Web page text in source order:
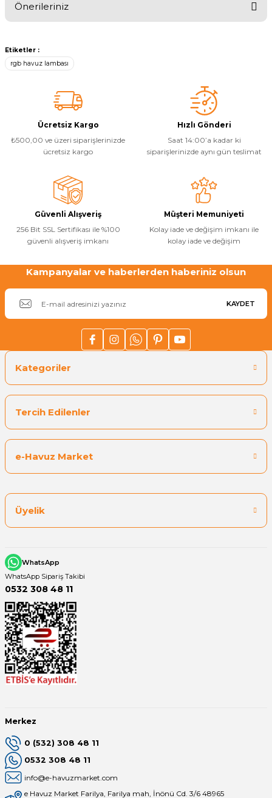
Yangın Pompası
Önerileriniz
konularda yetersiz gördüğünüz noktaları öneri formunu kullanarak
tarafımıza iletebilirsiniz.
Görüş ve önerileriniz için teşekkür ederiz.
Ürün resmi kalitesiz, bozuk veya görüntülenemiyor.
Ürün açıklamasında eksik bilgiler bulunuyor.
Ürün bilgilerinde hatalar bulunuyor.
Ürün fiyatı diğer sitelerden daha pahalı.
Etiketler :
rgb havuz lambası
Ücretsiz Kargo
₺500,00 ve üzeri siparişlerinizde
ücretsiz kargo
Hızlı Gönderi
Saat 14:00’a kadar ki
siparişlerinizde aynı gün teslimat
Güvenli Alışveriş
256 Bit SSL Sertifikası ile %100
güvenli alışveriş imkanı
Müşteri Memuniyeti
Kolay iade ve değişim imkanı ile
kolay iade ve değişim
Kampanyalar ve haberlerden haberiniz olsun
KAYDET
Kategoriler
Tercih Edilenler
e-Havuz Market
Üyelik
WhatsApp
WhatsApp Sipariş Takibi
0532 308 48 11
Merkez
0 (532) 308 48 11
0532 308 48 11
info@e-havuzmarket.com
e Havuz Market Farilya, Farilya mah, İnönü Cd. 3/6 48965